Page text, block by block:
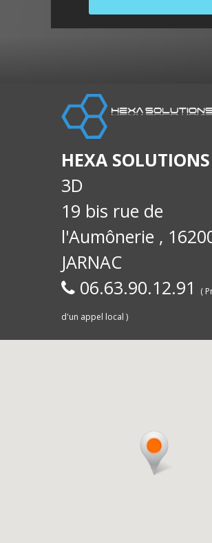
Saintes
HEXA SOLUTIONS
3D
19 bis rue de
l'Aumônerie ,
JARNAC
06.63.90.12.91
(
d'un appel local )